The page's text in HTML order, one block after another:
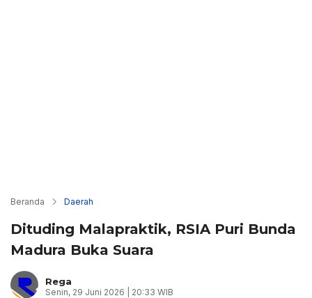
Beranda Daerah
Dituding Malapraktik, RSIA Puri Bunda
Madura Buka Suara
Rega
Senin, 29 Juni 2026 | 20:33 WIB